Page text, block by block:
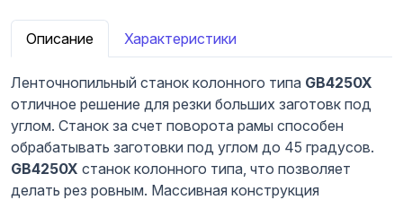
Описание Характеристики
Ленточнопильный станок колонного типа GB4250X
отличное решение для резки больших заготовк под
углом. Станок за счет поворота рамы способен
обрабатывать заготовки под углом до 45 градусов.
GB4250X станок колонного типа, что позволяет
делать рез ровным. Массивная конструкция